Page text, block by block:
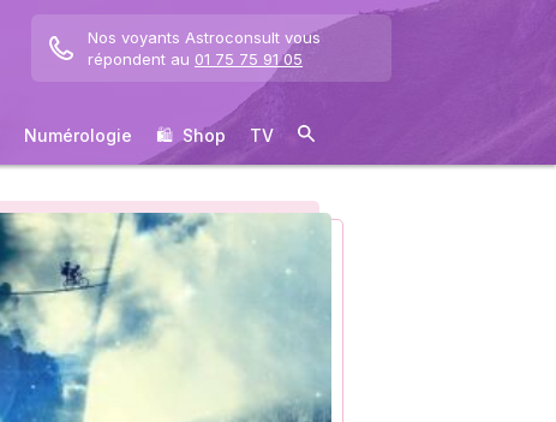
Nos voyants Astroconsult vous
répondent au 01 75 75 91 05
Numérologie 🛍 ️ Shop TV